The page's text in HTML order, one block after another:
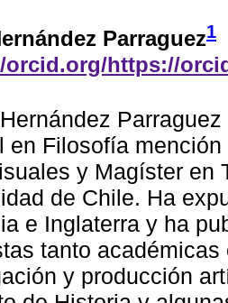
Parraguez1
https://
en Filosofía
y Magíster en
de Chile. Ha
e Inglaterra y ha
tanto
y producción